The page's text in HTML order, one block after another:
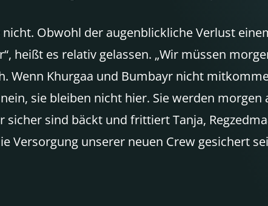
Obwohl der augenblickliche Verlust
heißt es relativ gelassen. „Wir müssen
Wenn Khurgaa und Bumbayr nicht
sie bleiben nicht hier. Sie werden morgen
sind bäckt und frittiert Tanja,
Versorgung unserer neuen Crew gesichert